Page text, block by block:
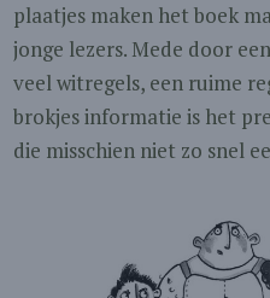
plaatjes maken het boek
jonge lezers. Mede door
veel witregels, een ruime
brokjes informatie is het
die misschien niet zo snel